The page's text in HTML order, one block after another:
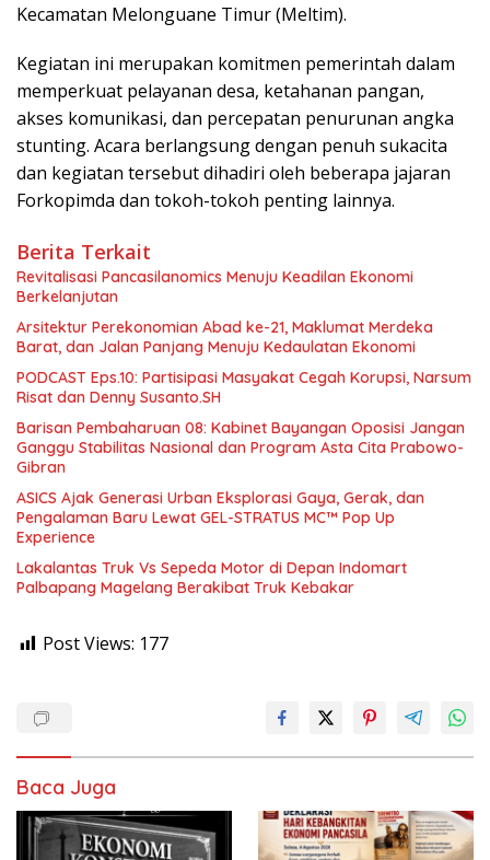
Kecamatan Melonguane Timur (Meltim).
Kegiatan ini merupakan komitmen pemerintah dalam
memperkuat pelayanan desa, ketahanan pangan,
akses komunikasi, dan percepatan penurunan angka
stunting. Acara berlangsung dengan penuh sukacita
dan kegiatan tersebut dihadiri oleh beberapa jajaran
Forkopimda dan tokoh-tokoh penting lainnya.
Berita Terkait
Revitalisasi Pancasilanomics Menuju Keadilan Ekonomi
Berkelanjutan
Arsitektur Perekonomian Abad ke-21, Maklumat Merdeka
Barat, dan Jalan Panjang Menuju Kedaulatan Ekonomi
PODCAST Eps.10: Partisipasi Masyakat Cegah Korupsi, Narsum
Risat dan Denny Susanto.SH
Barisan Pembaharuan 08: Kabinet Bayangan Oposisi Jangan
Ganggu Stabilitas Nasional dan Program Asta Cita Prabowo-
Gibran
ASICS Ajak Generasi Urban Eksplorasi Gaya, Gerak, dan
Pengalaman Baru Lewat GEL-STRATUS MC™ Pop Up
Experience
Lakalantas Truk Vs Sepeda Motor di Depan Indomart
Palbapang Magelang Berakibat Truk Kebakar
Post Views: 177
Baca Juga